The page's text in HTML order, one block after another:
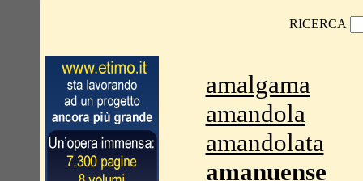
RICERCA
amalgama
amandola
amandolata
amanuense